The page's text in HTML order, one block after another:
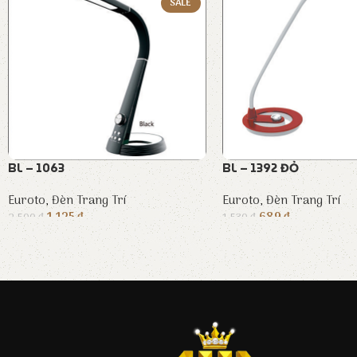
BL – 1063
Euroto,Đèn Trang Trí
2.500 ₫ 1.125₫
BL – 1392 ĐỎ
Euroto, Đèn Trang Trí
1.530 ₫ 689₫